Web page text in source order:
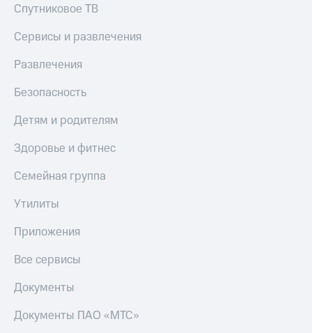
Настройки
номер
оператора
Оплата
интернета
и
ТВ
Переводы
по QR-
за границей
Спутниковое ТВ
Сервисы и развлечения
Развлечения
Безопасность
Детям и родителям
Здоровье и фитнес
Семейная группа
Утилиты
Приложения
Все сервисы
Документы
Документы ПАО «МТС»